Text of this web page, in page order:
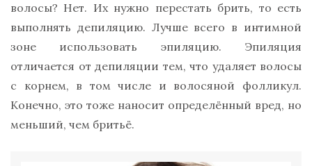
волосы? Нет. Их нужно перестать брить, то есть
выполнять депиляцию. Лучше всего в интимной
зоне использовать эпиляцию. Эпиляция
отличается от депиляции тем, что удаляет волосы
с корнем, в том числе и волосяной фолликул.
Конечно, это тоже наносит определённый вред, но
меньший, чем бритьё.